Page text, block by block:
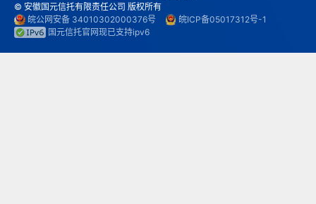
© 安徽国元信托有限责任公司 版权所有
皖公网安备 34010302000376号
皖ICP备05017312号-1
国元信托官网现已支持ipv6